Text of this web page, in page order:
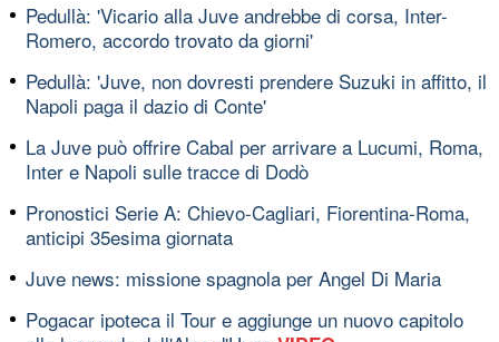
Pedullà: 'Vicario alla Juve andrebbe di corsa, Inter-
Romero, accordo trovato da giorni'
Pedullà: 'Juve, non dovresti prendere Suzuki in affitto, il
Napoli paga il dazio di Conte'
La Juve può offrire Cabal per arrivare a Lucumi, Roma,
Inter e Napoli sulle tracce di Dodò
Pronostici Serie A: Chievo-Cagliari, Fiorentina-Roma,
anticipi 35esima giornata
Juve news: missione spagnola per Angel Di Maria
Pogacar ipoteca il Tour e aggiunge un nuovo capitolo